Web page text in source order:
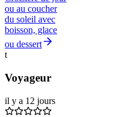
ou au coucher
du soleil avec
boisson, glace
ou dessert
t
Voyageur
il y a 12 jours